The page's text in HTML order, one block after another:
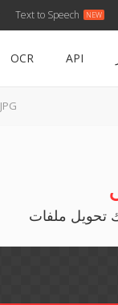
Text to Speech
OCR API
T11 إلى JPG